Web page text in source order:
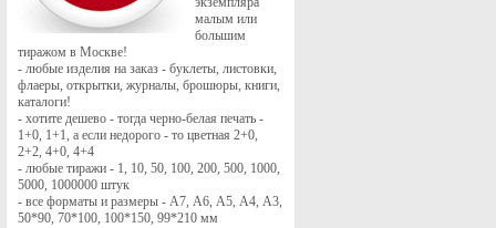
малым или
большим
тиражом в Москве!
- любые изделия на заказ - буклеты, листовки,
флаеры, открытки, журналы, брошюры, книги,
каталоги!
- хотите дешево - тогда черно-белая печать -
1+0, 1+1, а если недорого - то цветная 2+0,
2+2, 4+0, 4+4
- любые тиражи - 1, 10, 50, 100, 200, 500, 1000,
5000, 1000000 штук
- все форматы и размеры - А7, А6, А5, А4, А3,
50*90, 70*100, 100*150, 99*210 мм